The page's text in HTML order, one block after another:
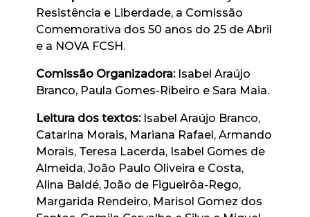
Resistência e Liberdade, a Comissão
Comemorativa dos 50 anos do 25 de Abril
e a NOVA FCSH.
Comissão Organizadora:Isabel Araújo
Branco, Paula Gomes-Ribeiro e Sara Maia.
Leitura dos textos:Isabel Araújo Branco,
Catarina Morais, Mariana Rafael, Armando
Morais, Teresa Lacerda, Isabel Gomes de
Almeida, João Paulo Oliveira e Costa,
Alina Baldé, João de Figueirôa-Rego,
Margarida Rendeiro, Marisol Gomez dos